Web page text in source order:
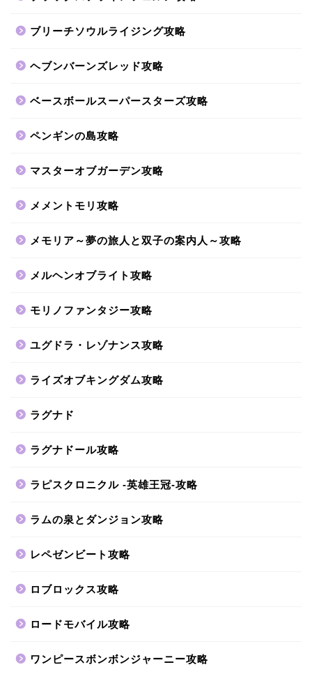
ブリーチソウルライジング攻略
ヘブンバーンズレッド攻略
ベースボールスーパースターズ攻略
ペンギンの島攻略
マスターオブガーデン攻略
メメントモリ攻略
メモリア～夢の旅人と双子の案内人～攻略
メルヘンオブライト攻略
モリノファンタジー攻略
ユグドラ・レゾナンス攻略
ライズオブキングダム攻略
ラグナド
ラグナドール攻略
ラピスクロニクル -英雄王冠-攻略
ラムの泉とダンジョン攻略
レペゼンビート攻略
ロブロックス攻略
ロードモバイル攻略
ワンピースボンボンジャーニー攻略